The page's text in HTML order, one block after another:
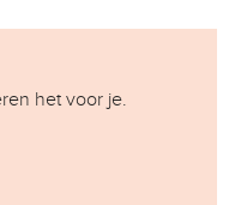
het voor je.